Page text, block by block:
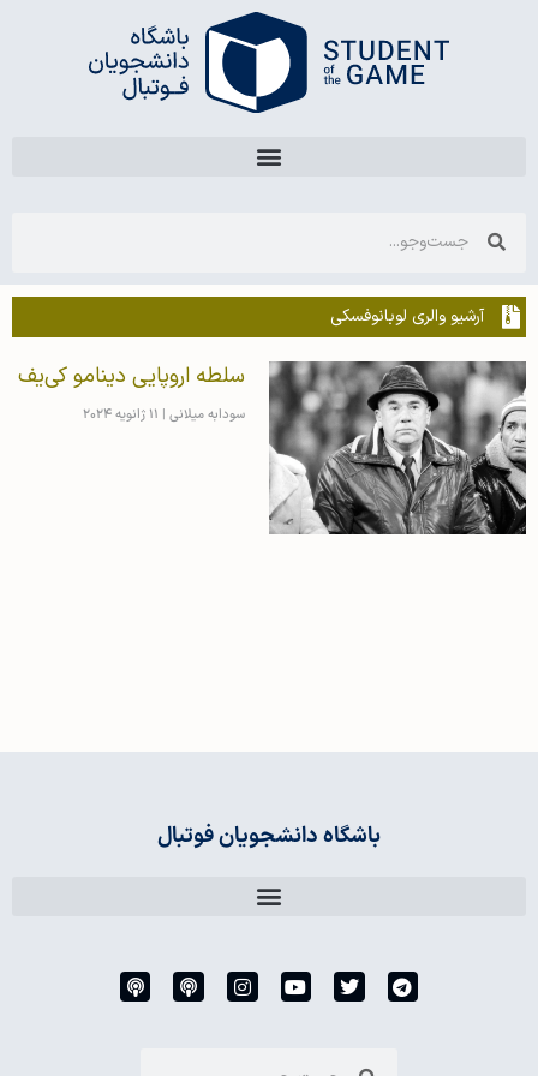
آرشیو والری لوبانوفسکی
سلطه اروپایی دینامو کی‌یف
سودابه میلانی 11 ژانویه 2024
باشگاه دانشجویان فوتبال